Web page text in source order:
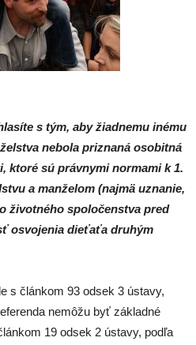
s tým, aby žiadnemu inému
nebola priznaná osobitná
ktoré sú právnymi normami k 1.
a manželom (najmä uznanie,
životného spoločenstva pred
osvojenia dieťaťa druhým
s článkom 93 odsek 3 ústavy,
nemôžu byť základné
19 odsek 2 ústavy, podľa